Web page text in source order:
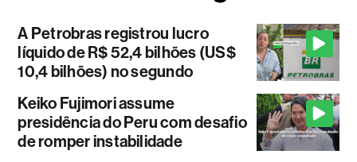
A Petrobras registrou lucro
líquido de R$ 52,4 bilhões (US$
10,4 bilhões) no segundo
Keiko Fujimori assume
presidência do Peru com desafio
de romper instabilidade